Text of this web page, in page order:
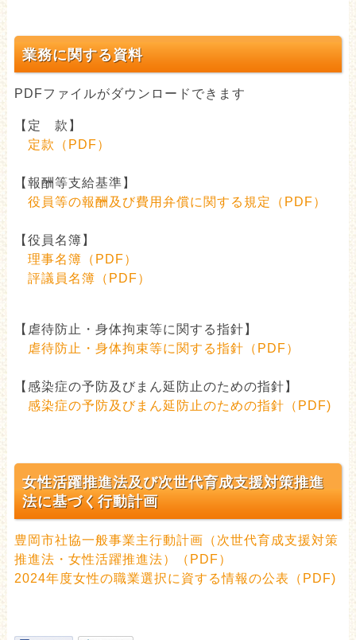
業務に関する資料
PDFファイルがダウンロードできます
【定 款】
定款（PDF）
【報酬等支給基準】
役員等の報酬及び費用弁償に関する規定（PDF）
【役員名簿】
理事名簿（PDF）
評議員名簿（PDF）
【虐待防止・身体拘束等に関する指針】
虐待防止・身体拘束等に関する指針（PDF）
【感染症の予防及びまん延防止のための指針】
感染症の予防及びまん延防止のための指針（PDF)
女性活躍推進法及び次世代育成支援対策推進
法に基づく行動計画
豊岡市社協一般事業主行動計画（次世代育成支援対策
推進法・女性活躍推進法）（PDF）
2024年度女性の職業選択に資する情報の公表（PDF)